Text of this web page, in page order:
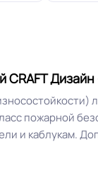
пожарной
и каблукам.